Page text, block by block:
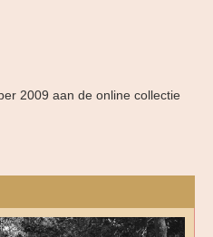
2009 aan de online collectie